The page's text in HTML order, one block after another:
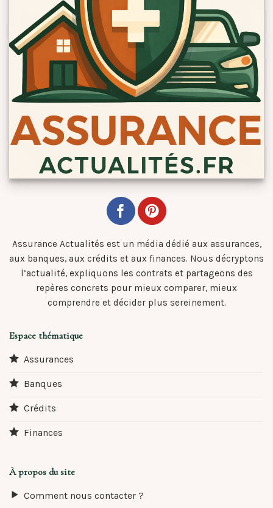
Assurance Actualités est un média dédié aux assurances,
aux banques, aux crédits et aux finances. Nous décryptons
l’actualité, expliquons les contrats et partageons des
repères concrets pour mieux comparer, mieux
comprendre et décider plus sereinement.
Espace thématique
Assurances
Banques
Crédits
Finances
À propos du site
Comment nous contacter ?